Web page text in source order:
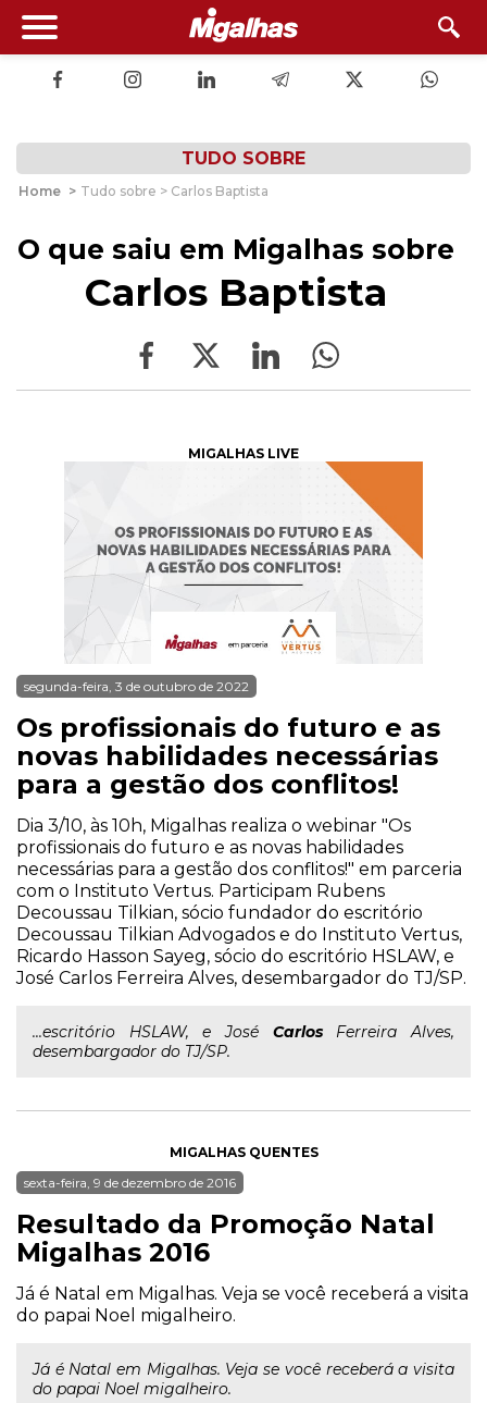
TUDO SOBRE
Home > Tudo sobre > Carlos Baptista
O que saiu em Migalhas sobre
Carlos Baptista
MIGALHAS LIVE
segunda-feira, 3 de outubro de 2022
Os profissionais do futuro e as
novas habilidades necessárias
para a gestão dos conflitos!
Dia 3/10, às 10h, Migalhas realiza o webinar "Os
profissionais do futuro e as novas habilidades
necessárias para a gestão dos conflitos!" em parceria
com o Instituto Vertus. Participam Rubens
Decoussau Tilkian, sócio fundador do escritório
Decoussau Tilkian Advogados e do Instituto Vertus,
Ricardo Hasson Sayeg, sócio do escritório HSLAW, e
José Carlos Ferreira Alves, desembargador do TJ/SP.
...escritório HSLAW, e José CarlosFerreira Alves,
desembargador do TJ/SP.
MIGALHAS QUENTES
sexta-feira, 9 de dezembro de 2016
Resultado da Promoção Natal
Migalhas 2016
Já é Natal em Migalhas. Veja se você receberá a visita
do papai Noel migalheiro.
Já é Natal em Migalhas. Veja se você receberá a visita
do papai Noel migalheiro.